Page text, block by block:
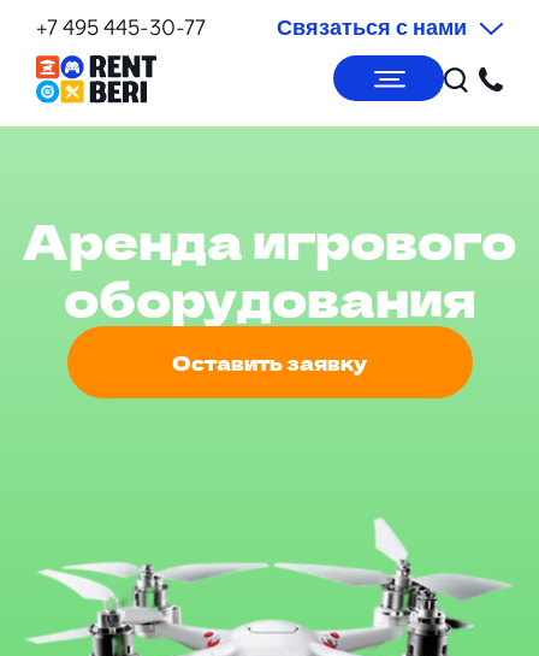
+7 495 445-30-77 Связаться с нами
Аренда игрового
оборудования
Оставить заявку